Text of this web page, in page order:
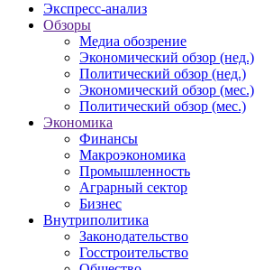
Экспресс-анализ
Обзоры
Медиа обозрение
Экономический обзор (нед.)
Политический обзор (нед.)
Экономический обзор (мес.)
Политический обзор (мес.)
Экономика
Финансы
Макроэкономика
Промышленность
Аграрный сектор
Бизнес
Внутриполитика
Законодательство
Госстроительство